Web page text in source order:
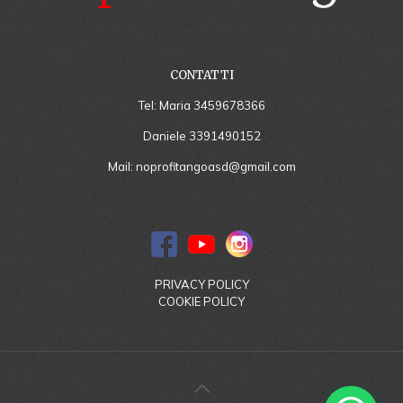
CONTATTI
Tel: Maria 3459678366
Daniele 3391490152
Mail: noprofitangoasd@gmail.com
PRIVACY POLICY
COOKIE POLICY